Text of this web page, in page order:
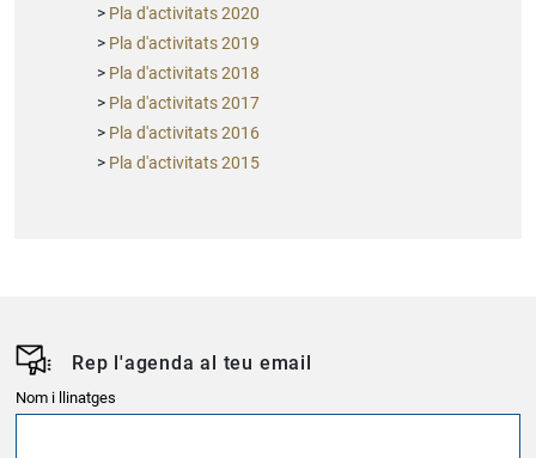
Pla d'activitats 2020
Pla d'activitats 2019
Pla d'activitats 2018
Pla d'activitats 2017
Pla d'activitats 2016
Pla d'activitats 2015
Rep l'agenda al teu email
Nom i llinatges